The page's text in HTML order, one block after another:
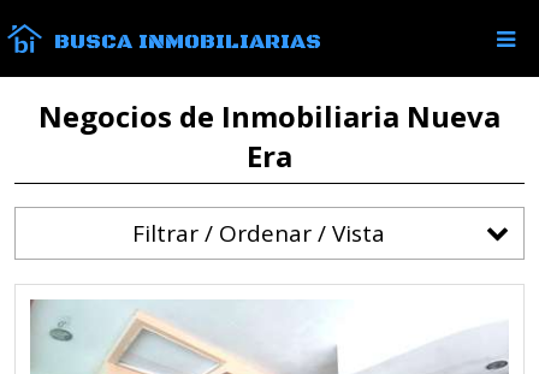
BUSCA INMOBILIARIAS
Negocios de Inmobiliaria Nueva
Era
Filtrar / Ordenar / Vista